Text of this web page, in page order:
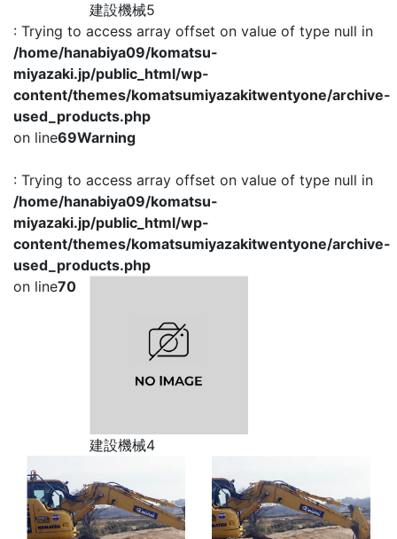
建設機械5
: Trying to access array offset on value of type null in
/home/hanabiya09/komatsu-
miyazaki.jp/public_html/wp-
content/themes/komatsumiyazakitwentyone/archive-
used_products.php
on line69Warning
: Trying to access array offset on value of type null in
/home/hanabiya09/komatsu-
miyazaki.jp/public_html/wp-
content/themes/komatsumiyazakitwentyone/archive-
used_products.php
on line70
建設機械4